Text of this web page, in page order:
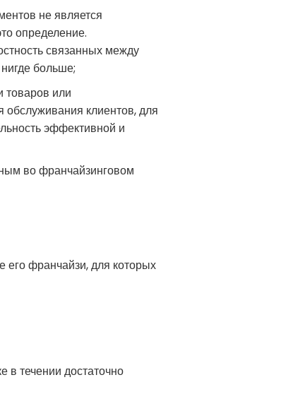
не является
определение.
связанных между
больше;
товаров или
обслуживания клиентов, для
эффективной и
во франчайзинговом
его франчайзи, для которых
в течении достаточно